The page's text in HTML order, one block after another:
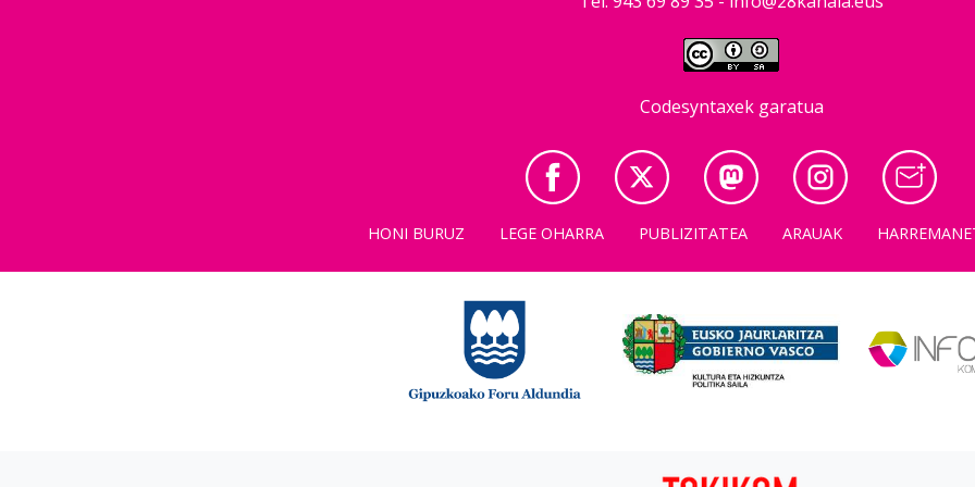
Codesyntaxek garatua
HONI BURUZ LEGE OHARRA PUBLIZITATEA ARAUAK